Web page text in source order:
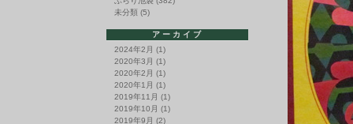
未分類 (5)
アーカイブ
2024年2月 (1)
2020年3月 (1)
2020年2月 (1)
2020年1月 (1)
2019年11月 (1)
2019年10月 (1)
2019年9月 (2)